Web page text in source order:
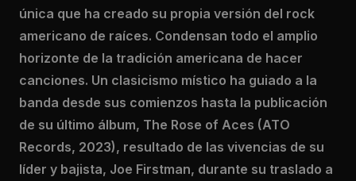
única que ha creado su propia versión del rock
americano de raíces. Condensan todo el amplio
horizonte de la tradición americana de hacer
canciones. Un clasicismo místico ha guiado a la
banda desde sus comienzos hasta la publicación
de su último álbum, The Rose of Aces (ATO
Records, 2023), resultado de las vivencias de su
líder y bajista, Joe Firstman, durante su traslado a